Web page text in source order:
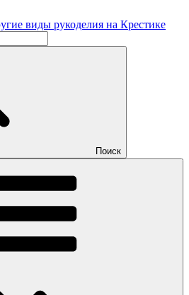
Поиск